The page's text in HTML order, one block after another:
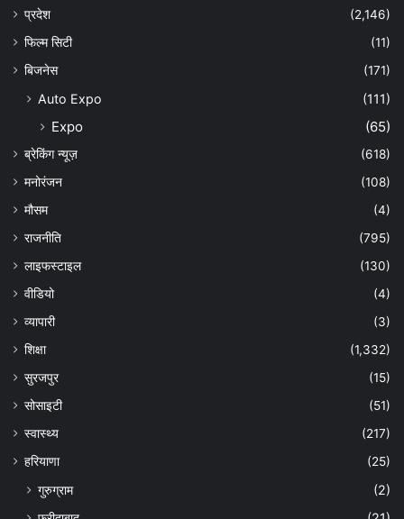
प्रदेश
(2,146)
फिल्म सिटी
(11)
बिजनेस
(171)
Auto Expo (111)
Expo (65)
ब्रेकिंग न्यूज़
(618)
मनोरंजन
(108)
मौसम
(4)
राजनीति
(795)
लाइफस्टाइल
(130)
वीडियो
(4)
व्यापारी
(3)
शिक्षा
(1,332)
सुरजपुर
(15)
सोसाइटी
(51)
स्वास्थ्य
(217)
हरियाणा
(25)
गुरुग्राम
(2)